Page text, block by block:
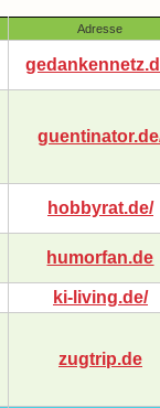
Adresse
hobbyrat.de/
humorfan.de
ki-living.de/
zugtrip.de